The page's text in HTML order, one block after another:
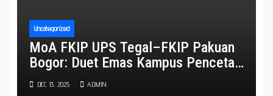
Uncategorized
MoA FKIP UPS Tegal–FKIP Pakuan
Bogor: Duet Emas Kampus Pencetak
Guru Masa Depan Indonesia
DEC 13, 2025 ADMIN